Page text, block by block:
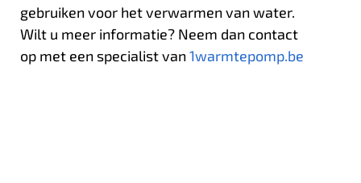
gebruiken voor het verwarmen van water.
Wilt u meer informatie? Neem dan contact
op met een specialist van1warmtepomp.be